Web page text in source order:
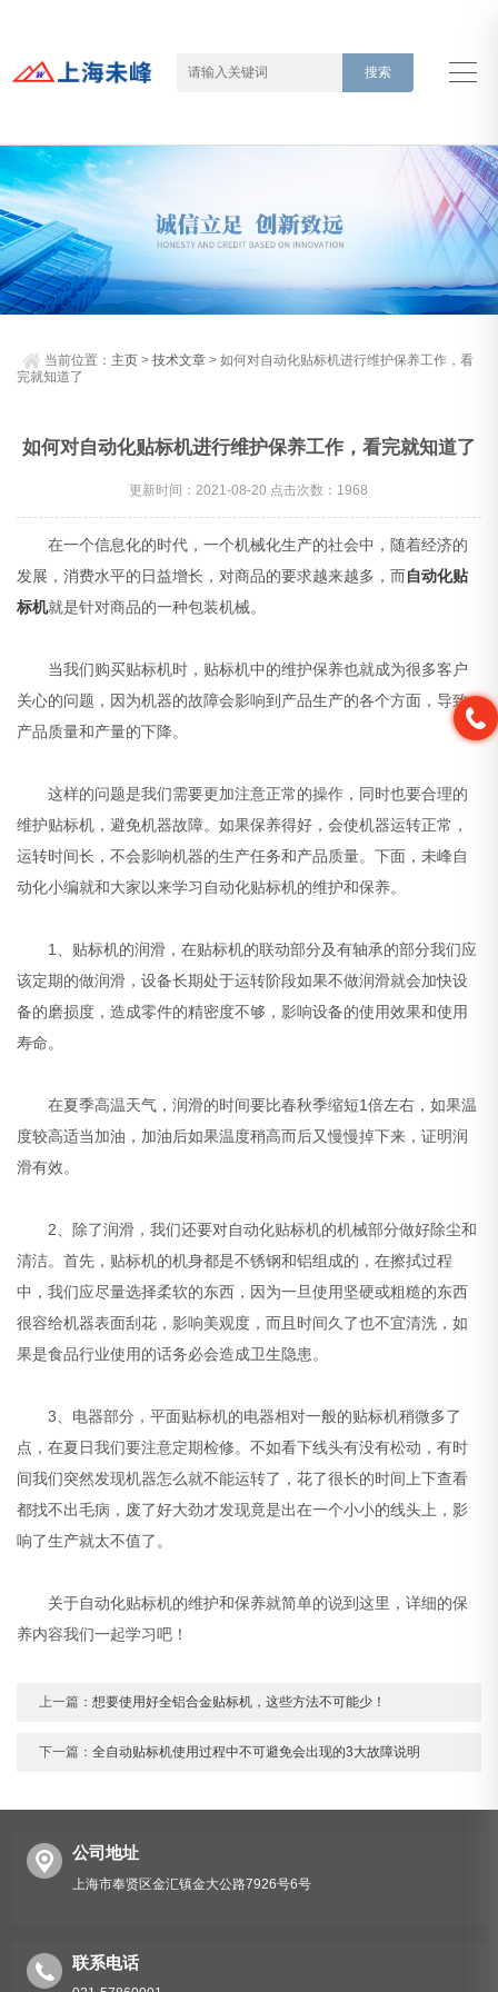
当前位置： 主页 >技术文章 > 如何对自动化贴标机进行维护保养工作，看
完就知道了
如何对自动化贴标机进行维护保养工作，看完就知道了
更新时间：2021-08-20 点击次数：1968
在一个信息化的时代，一个机械化生产的社会中，随着经济的
发展，消费水平的日益增长，对商品的要求越来越多，而自动化贴
标机就是针对商品的一种包装机械。
当我们购买贴标机时，贴标机中的维护保养也就成为很多客户
关心的问题，因为机器的故障会影响到产品生产的各个方面，导致
产品质量和产量的下降。
这样的问题是我们需要更加注意正常的操作，同时也要合理的
维护贴标机，避免机器故障。如果保养得好，会使机器运转正常，
运转时间长，不会影响机器的生产任务和产品质量。下面，未峰自
动化小编就和大家以来学习自动化贴标机的维护和保养。
1、贴标机的润滑，在贴标机的联动部分及有轴承的部分我们应
该定期的做润滑，设备长期处于运转阶段如果不做润滑就会加快设
备的磨损度，造成零件的精密度不够，影响设备的使用效果和使用
寿命。
在夏季高温天气，润滑的时间要比春秋季缩短1倍左右，如果温
度较高适当加油，加油后如果温度稍高而后又慢慢掉下来，证明润
滑有效。
2、除了润滑，我们还要对自动化贴标机的机械部分做好除尘和
清洁。首先，贴标机的机身都是不锈钢和铝组成的，在擦拭过程
中，我们应尽量选择柔软的东西，因为一旦使用坚硬或粗糙的东西
很容给机器表面刮花，影响美观度，而且时间久了也不宜清洗，如
果是食品行业使用的话务必会造成卫生隐患。
3、电器部分，平面贴标机的电器相对一般的贴标机稍微多了
点，在夏日我们要注意定期检修。不如看下线头有没有松动，有时
间我们突然发现机器怎么就不能运转了，花了很长的时间上下查看
都找不出毛病，废了好大劲才发现竟是出在一个小小的线头上，影
响了生产就太不值了。
关于自动化贴标机的维护和保养就简单的说到这里，详细的保
养内容我们一起学习吧！
上一篇：想要使用好全铝合金贴标机，这些方法不可能少！
下一篇：全自动贴标机使用过程中不可避免会出现的3大故障说明
公司地址
上海市奉贤区金汇镇金大公路7926号6号
联系电话